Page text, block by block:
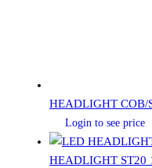
HEADLIGHT COB/
Login to see price
HEADLIGHT ST20